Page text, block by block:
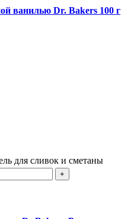
ванилью Dr. Bakers 100 г
для сливок и сметаны
+